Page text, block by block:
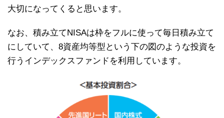
大切になってくると思います。
なお、積み立てNISAは枠をフルに使って毎日積み立て
にしていて、8資産均等型という下の図のような投資を
行うインデックスファンドを利用しています。